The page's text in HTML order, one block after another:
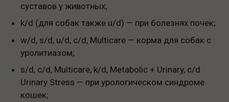
суставов у животных;
k/d (для собак также u/d) — при болезнях почек;
w/d, s/d, u/d, c/d, Multicare — корма для собак с
уролитиазом;
s/d, c/d, Multicare, k/d, Metabolic + Urinary, c/d
Urinary Stress — при урологическом синдроме
кошек;